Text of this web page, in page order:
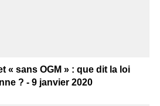
« sans OGM » : que dit la loi
? - 9 janvier 2020